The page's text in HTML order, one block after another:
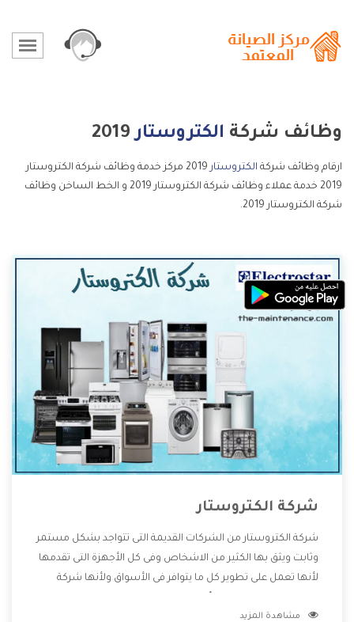
وظائف شركة الكتروستار2019
ارقام وظائف شركة الكتروستار
2019 مركز خدمة وظائف شركة الكتروستار
2019 خدمة عملاء وظائف شركة الكتروستار 2019 و الخط الساخن وظائف
شركة الكتروستار 2019.
شركة الكتروستار
شركة الكتروستار من الشركات القديمة التى تتواجد بشكل مستمر
وثابت ويثق بها الكثير من الاشخاص وفى كل الأجهزة التى تقدمها
لأنها تعمل على تطوير كل ما يتوافر فى الأسواق ولأنها شركة
وتقدم للعملاء أقوى العروض والخصومات التى تسهل على
مشاهدة المزيد